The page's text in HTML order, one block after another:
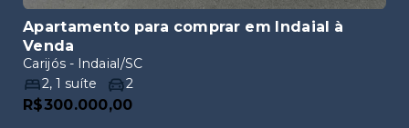
Apartamento para comprar em Indaial à
Venda
Carijós - Indaial/SC
2,1 suíte 2
R$300.000,00